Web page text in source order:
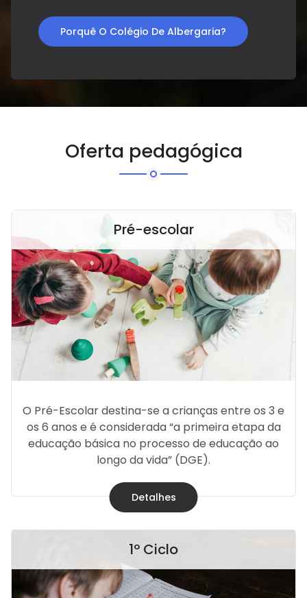
Porquê O Colégio De Albergaria?
Oferta pedagógica
Pré-escolar
O Pré-Escolar destina-se a crianças entre os 3 e
os 6 anos e é considerada “a primeira etapa da
educação básica no processo de educação ao
longo da vida” (DGE).
Detalhes
1º Ciclo